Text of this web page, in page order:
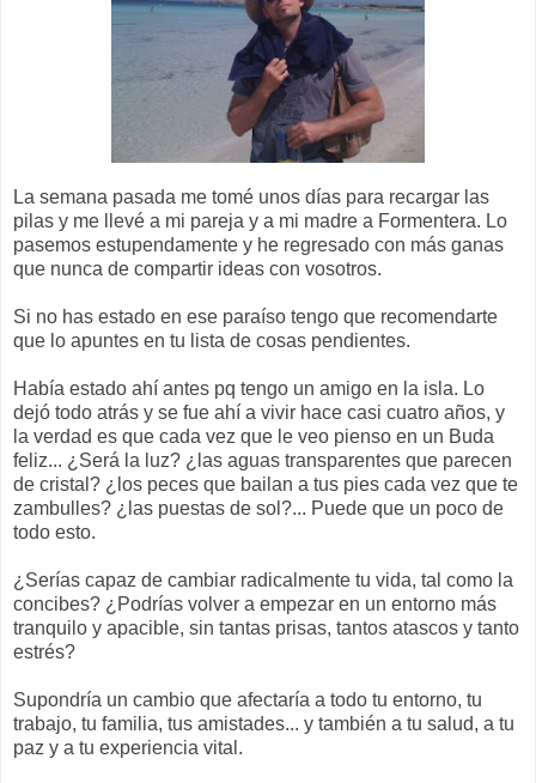
La semana pasada me tomé unos días para recargar las
pilas y me llevé a mi pareja y a mi madre a Formentera. Lo
pasemos estupendamente y he regresado con más ganas
que nunca de compartir ideas con vosotros.
Si no has estado en ese paraíso tengo que recomendarte
que lo apuntes en tu lista de cosas pendientes.
Había estado ahí antes pq tengo un amigo en la isla. Lo
dejó todo atrás y se fue ahí a vivir hace casi cuatro años, y
la verdad es que cada vez que le veo pienso en un Buda
feliz... ¿Será la luz? ¿las aguas transparentes que parecen
de cristal? ¿los peces que bailan a tus pies cada vez que te
zambulles? ¿las puestas de sol?... Puede que un poco de
todo esto.
¿Serías capaz de cambiar radicalmente tu vida, tal como la
concibes? ¿Podrías volver a empezar en un entorno más
tranquilo y apacible, sin tantas prisas, tantos atascos y tanto
estrés?
Supondría un cambio que afectaría a todo tu entorno, tu
trabajo, tu familia, tus amistades... y también a tu salud, a tu
paz y a tu experiencia vital.